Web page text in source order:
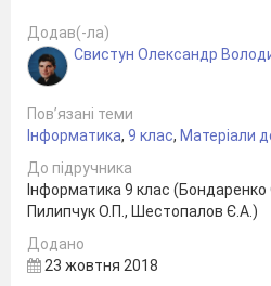
Додав(-ла)
Свистун Олександр
Пов’язані теми
Інформатика, 9 клас, Матеріали
До підручника
Інформатика 9 клас
Пилипчук О.П., Шестопалов Є.А.)
Додано
23 жовтня 2018